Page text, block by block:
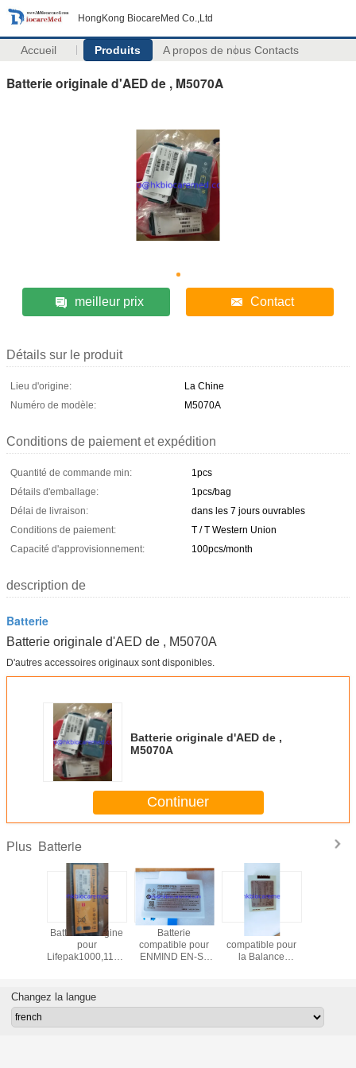
HongKong BiocareMed Co.,Ltd
Accueil Produits A propos de nous Contacts
Batterie originale d'AED de , M5070A
meilleur prix Contact
Détails sur le produit
Lieu d'origine:
La Chine
Numéro de modèle:
M5070A
Conditions de paiement et expédition
Quantité de commande min:
1pcs
Détails d'emballage:
1pcs/bag
Délai de livraison:
dans les 7 jours ouvrables
Conditions de paiement:
T / T Western Union
Capacité d'approvisionnement:
100pcs/month
description de
Batterie
Batterie originale d'AED de , M5070A
D'autres accessoires originaux sont disponibles.
Batterie originale d'AED de ,
M5070A
Continuer
Plus Batterie
SCU
Batterie d'origine
pour
Lifepak1000,11141-
Batterie
compatible pour
ENMIND EN-S7
Batterie
compatible pour
la Balance
Changez la langue